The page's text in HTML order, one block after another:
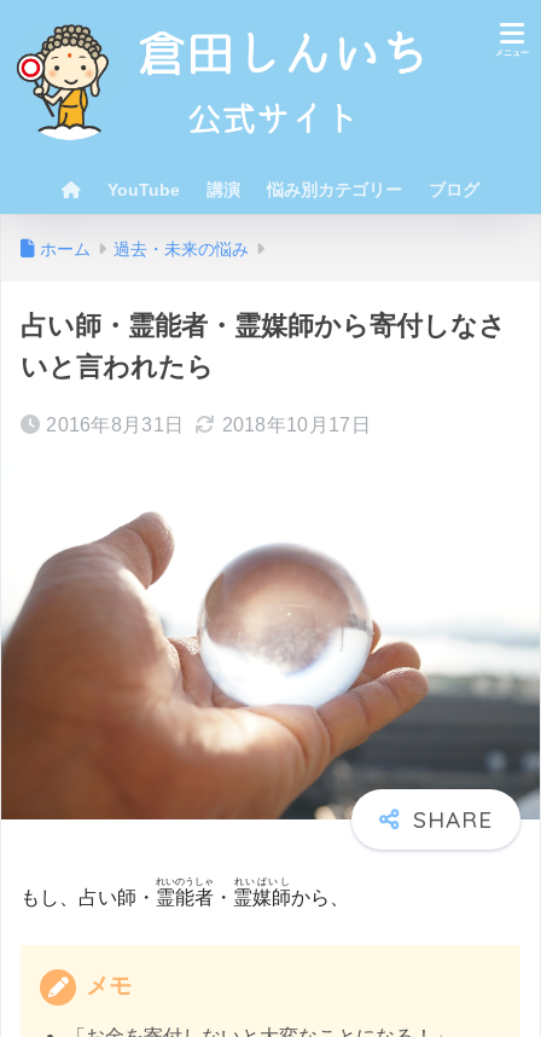
YouTube 講演 悩み別カテゴリー ブログ
ホーム 過去・未来の悩み
占い師・霊能者・霊媒師から寄付しなさ
いと言われたら
2016年8月31日 2018年10月17日
もし、占い師・ 霊能者
れいのうしゃ
・ 霊媒師
れいばいし
から、
メモ